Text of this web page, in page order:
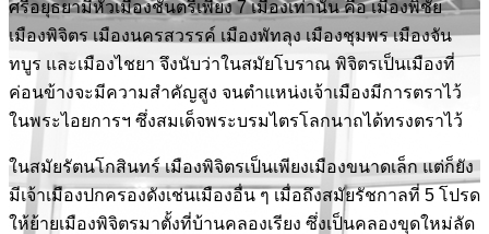
ศรีอยุธยามีหัวเมืองชั้นตรีเพียง 7 เมืองเท่านั้น คือ เมืองพิชัย
เมืองพิจิตร เมืองนครสวรรค์ เมืองพัทลุง เมืองชุมพร เมืองจัน
ทบูร และเมืองไชยา จึงนับว่าในสมัยโบราณ พิจิตรเป็นเมืองที่
ค่อนข้างจะมีความสำคัญสูง จนตำแหน่งเจ้าเมืองมีการตราไว้
ในพระไอยการฯ ซึ่งสมเด็จพระบรมไตรโลกนาถได้ทรงตราไว้
ในสมัยรัตนโกสินทร์ เมืองพิจิตรเป็นเพียงเมืองขนาดเล็ก แต่ก็ยัง
มีเจ้าเมืองปกครองดังเช่นเมืองอื่น ๆ เมื่อถึงสมัยรัชกาลที่ 5 โปรด
ให้ย้ายเมืองพิจิตรมาตั้งที่บ้านคลองเรียง ซึ่งเป็นคลองขุดใหม่ลัด